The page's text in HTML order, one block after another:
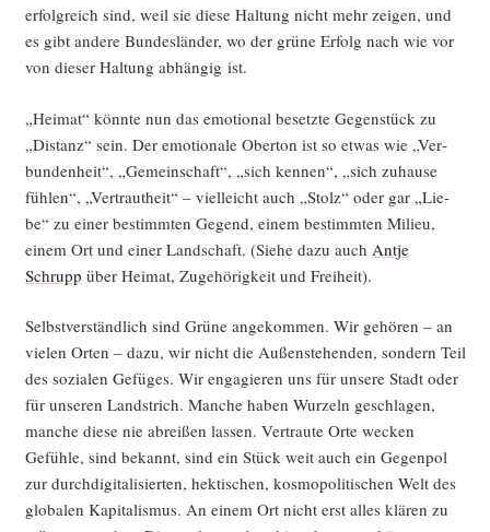
erfolg­reich sind, weil sie die­se Hal­tung nicht mehr zei­gen, und
es gibt ande­re Bun­des­län­der, wo der grü­ne Erfolg nach wie vor
von die­ser Hal­tung abhän­gig ist.
„Hei­mat“ könn­te nun das emo­tio­nal besetz­te Gegen­stück zu
„Distanz“ sein. Der emo­tio­na­le Ober­ton ist so etwas wie „Ver­
bun­den­heit“, „Gemein­schaft“, „sich ken­nen“, „sich zuhau­se
füh­len“, „Ver­traut­heit“ – viel­leicht auch „Stolz“ oder gar „Lie­
be“ zu einer bestimm­ten Gegend, einem bestimm­ten Milieu,
einem Ort und einer Land­schaft. (Sie­he dazu auch Ant­je
Schrupp über Hei­mat, Zuge­hö­rig­keit und Freiheit).
Selbst­ver­ständ­lich sind Grü­ne ange­kom­men. Wir gehö­ren – an
vie­len Orten – dazu, wir nicht die Außen­ste­hen­den, son­dern Teil
des sozia­len Gefü­ges. Wir enga­gie­ren uns für unse­re Stadt oder
für unse­ren Land­strich. Man­che haben Wur­zeln geschla­gen,
man­che die­se nie abrei­ßen las­sen. Ver­trau­te Orte wecken
Gefüh­le, sind bekannt, sind ein Stück weit auch ein Gegen­pol
zur durch­di­gi­ta­li­sier­ten, hek­ti­schen, kos­mo­po­li­ti­schen Welt des
glo­ba­len Kapi­ta­lis­mus. An einem Ort nicht erst alles klä­ren zu